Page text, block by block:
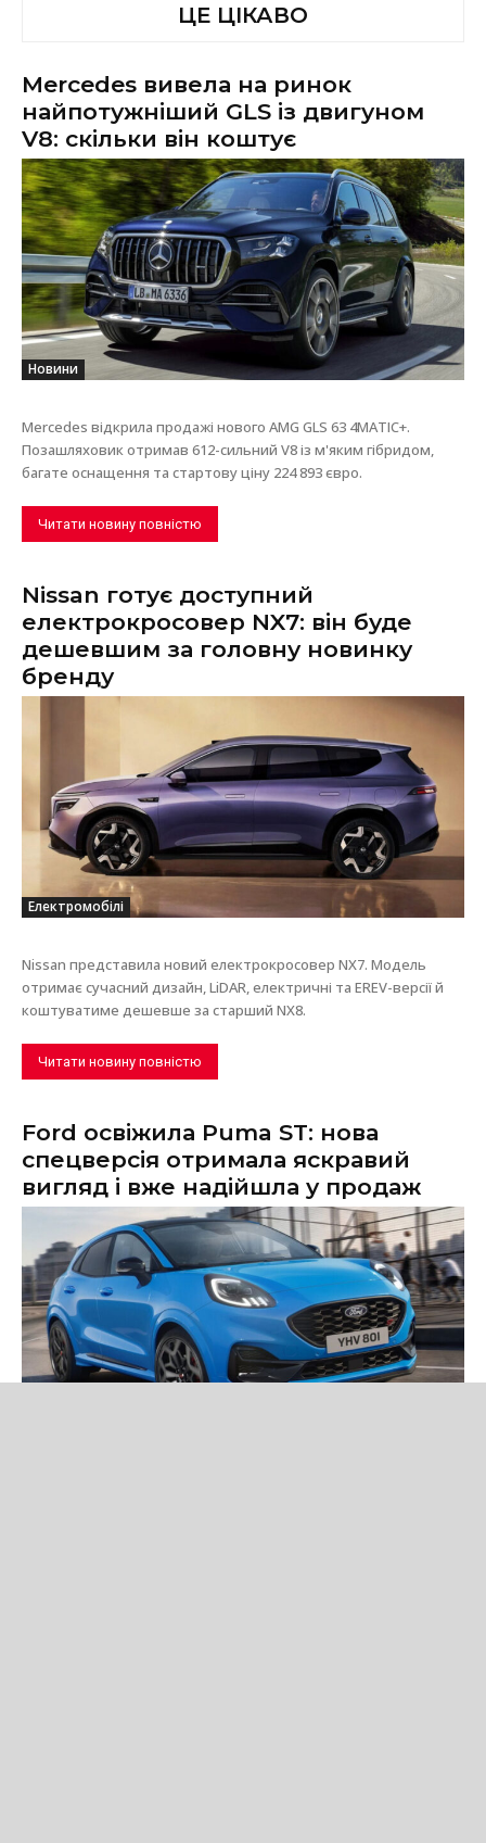
ЦЕ ЦІКАВО
Mercedes вивела на ринок
найпотужніший GLS із двигуном
V8: скільки він коштує
Новини
Mercedes відкрила продажі нового AMG GLS 63 4MATIC+.
Позашляховик отримав 612-сильний V8 із м'яким гібридом,
багате оснащення та стартову ціну 224 893 євро.
Читати новину повністю
Nissan готує доступний
електрокросовер NX7: він буде
дешевшим за головну новинку
бренду
Електромобілі
Nissan представила новий електрокросовер NX7. Модель
отримає сучасний дизайн, LiDAR, електричні та EREV-версії й
коштуватиме дешевше за старший NX8.
Читати новину повністю
Ford освіжила Puma ST: нова
спецверсія отримала яскравий
вигляд і вже надійшла у продаж